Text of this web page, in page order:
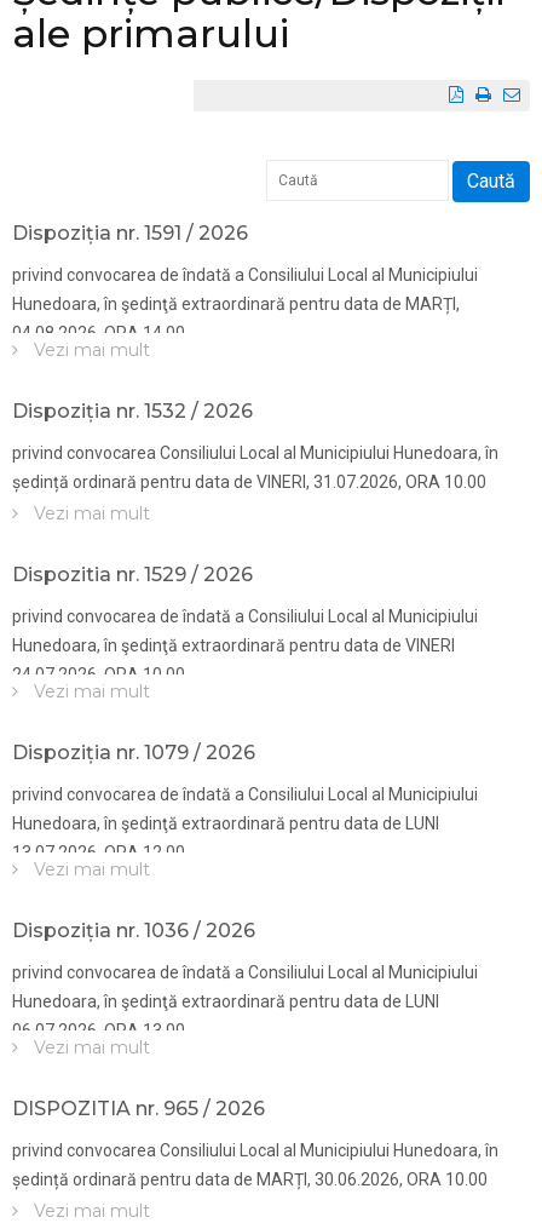
ale primarului
Caută
Dispoziția nr. 1591 / 2026
privind convocarea de îndată a Consiliului Local al Municipiului
Hunedoara, în şedinţă extraordinară pentru data de MARȚI,
04.08.2026, ORA 14.00
Vezi mai mult
Dispoziția nr. 1532 / 2026
privind convocarea Consiliului Local al Municipiului Hunedoara, în
ședință ordinară pentru data de VINERI, 31.07.2026, ORA 10.00
Vezi mai mult
Dispozitia nr. 1529 / 2026
privind convocarea de îndată a Consiliului Local al Municipiului
Hunedoara, în şedinţă extraordinară pentru data de VINERI
24.07.2026, ORA 10.00
Vezi mai mult
Dispoziția nr. 1079 / 2026
privind convocarea de îndată a Consiliului Local al Municipiului
Hunedoara, în şedinţă extraordinară pentru data de LUNI
13.07.2026, ORA 12.00
Vezi mai mult
Dispoziția nr. 1036 / 2026
privind convocarea de îndată a Consiliului Local al Municipiului
Hunedoara, în şedinţă extraordinară pentru data de LUNI
Vezi mai mult
DISPOZITIA nr. 965 / 2026
privind convocarea Consiliului Local al Municipiului Hunedoara, în
Vezi mai mult